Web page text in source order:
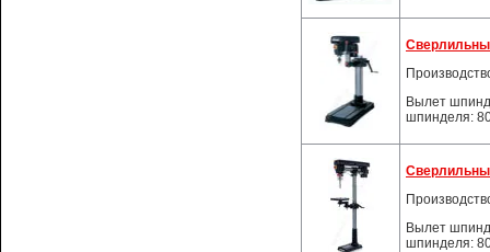
Вылет
шпинделя:
Вылет
шпинделя: